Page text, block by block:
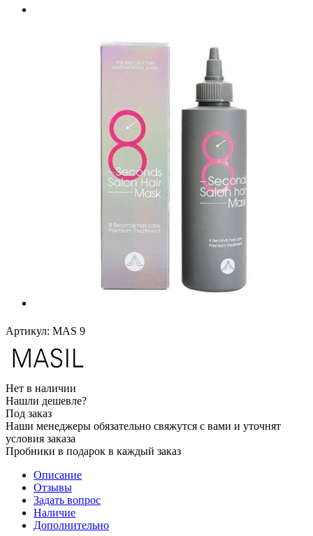
Артикул: MAS 9
Нет в наличии
Нашли дешевле?
Под заказ
Наши менеджеры обязательно свяжутся с вами и уточнят
условия заказа
Пробники в подарок в каждый заказ
Описание
Отзывы
Задать вопрос
Наличие
Дополнительно